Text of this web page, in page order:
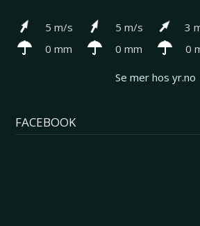
5 m/s
0 mm
5 m/s
0 mm
3
0
Se mer hos yr.no
FACEBOOK